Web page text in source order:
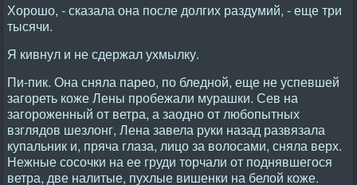
Хорошо, - сказала она после долгих раздумий, - еще три
тысячи.
Я кивнул и не сдержал ухмылку.
Пи-пик. Она сняла парео, по бледной, еще не успевшей
загореть коже Лены пробежали мурашки. Сев на
загороженный от ветра, а заодно от любопытных
взглядов шезлонг, Лена завела руки назад развязала
купальник и, пряча глаза, лицо за волосами, сняла верх.
Нежные сосочки на ее груди торчали от поднявшегося
ветра, две налитые, пухлые вишенки на белой коже.